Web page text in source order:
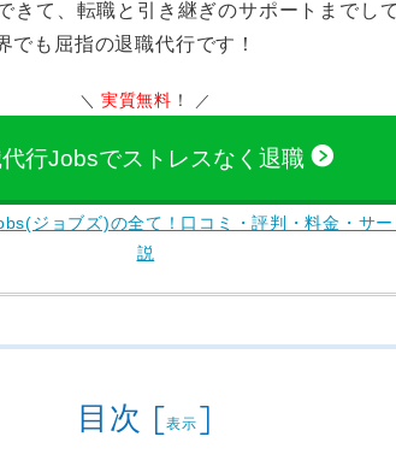
きて、 転職と引き継ぎのサポート までし
でも屈指の退職代行です！
実質無料 ！
行Jobsでストレスなく退職
ジョブズ)の全て！口コミ・評判・料金・サ
説
目次 [表示 ]